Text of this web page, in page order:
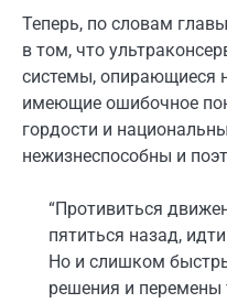
Теперь, по словам
в том, что
системы, опирающиеся
имеющие ошибочное
гордости и
нежизнеспособны и
“Противиться
пятиться назад,
Но и слишком
решения и